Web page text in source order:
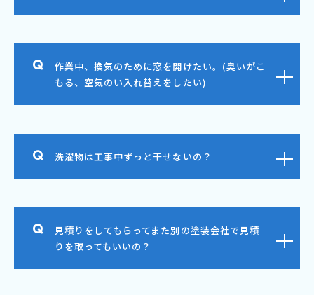
作業中、換気のために窓を開けたい。(臭いがこ
もる、空気のい入れ替えをしたい)
洗濯物は工事中ずっと干せないの？
見積りをしてもらってまた別の塗装会社で見積
りを取ってもいいの？